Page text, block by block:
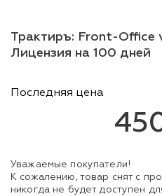
Трактиръ: Front-Office
Лицензия на 100 дней
Последняя цена
Уважаемые покупатели!
К сожалению, товар снят с
никогда не будет доступен